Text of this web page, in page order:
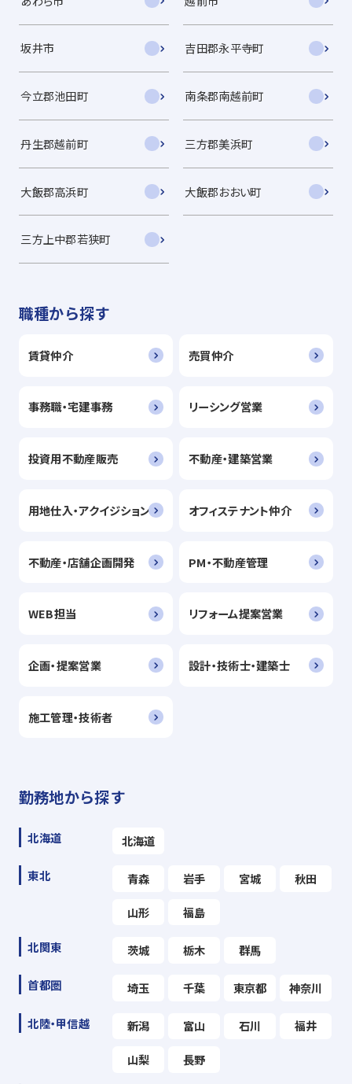
坂井市 吉田郡永平寺町
今立郡池田町 南条郡南越前町
丹生郡越前町 三方郡美浜町
大飯郡高浜町 大飯郡おおい町
三方上中郡若狭町
職種から探す
賃貸仲介 売買仲介
事務職・宅建事務 リーシング営業
投資用不動産販売 不動産・建築営業
用地仕入・アクイジション オフィステナント仲介
不動産・店舗企画開発 PM・不動産管理
WEB担当 リフォーム提案営業
企画・提案営業 設計・技術士・建築士
施工管理・技術者
勤務地から探す
北海道 北海道
東北 青森 岩手 宮城 秋田
山形 福島
北関東 茨城 栃木 群馬
首都圏 埼玉 千葉 東京都 神奈川
北陸・甲信越 新潟 富山 石川 福井
山梨 長野